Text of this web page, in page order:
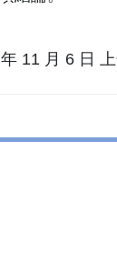
11 月 6 日